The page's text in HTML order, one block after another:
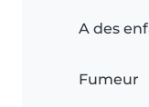
A des
Fumeur